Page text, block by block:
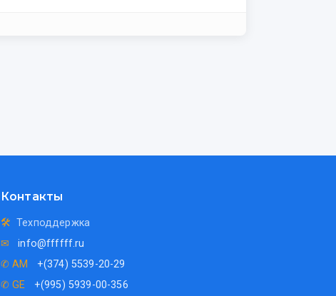
Контакты
🛠 Техподдержка
✉
info@ffffff.ru
✆ AM
+(374) 5539-20-29
✆ GE
+(995) 5939-00-356